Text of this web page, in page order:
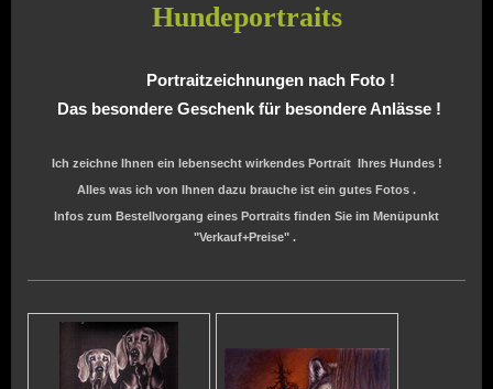
Hundeportraits
Portraitzeichnungen nach Foto !
Das besondere Geschenk für besondere Anlässe !
Ich zeichne Ihnen ein lebensecht wirkendes Portrait Ihres Hundes !
Alles was ich von Ihnen dazu brauche ist ein gutes Fotos .
Infos zum Bestellvorgang eines Portraits finden Sie im Menüpunkt
"Verkauf+Preise" .